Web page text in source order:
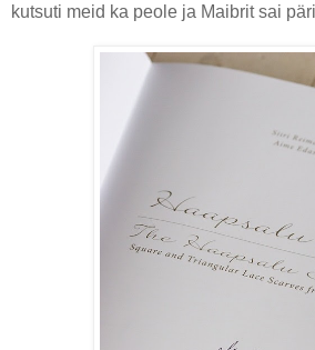
kutsuti meid ka peole ja Maibrit sai